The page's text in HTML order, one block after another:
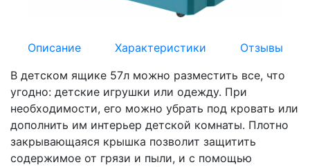
Описание Характеристики
Отзывы
В детском ящике 57л можно разместить все, что
угодно: детские игрушки или одежду. При
необходимости, его можно убрать под кровать или
дополнить им интерьер детской комнаты. Плотно
закрывающаяся крышка позволит защитить
содержимое от грязи и пыли, и с помощью